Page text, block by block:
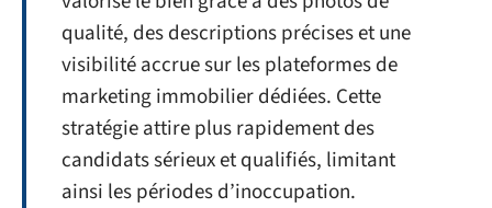
qualité, des descriptions précises et une
visibilité accrue sur les plateformes de
marketing immobilier dédiées. Cette
stratégie attire plus rapidement des
candidats sérieux et qualifiés, limitant
ainsi les périodes d’inoccupation.